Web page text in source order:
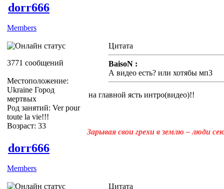
dorr666
Members
3771 сообщений
Местоположение:
Ukraine Город
мертвых
Род занятий: Ver pour
toute la vie!!!
Возраст: 33
Цитата
BaisoN :
А видео есть? или хотябы мп3
на главной ясть интро(видео)!!
Зарывая свои грехи в землю – люди
dorr666
Members
Цитата